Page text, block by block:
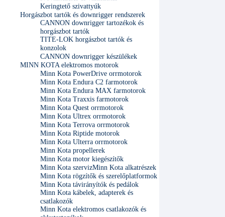
Keringtető szivattyúk
Horgászbot tartók és downrigger rendszerek
CANNON downrigger tartozékok és
horgászbot tartók
TITE-LOK horgászbot tartók és
konzolok
CANNON downrigger készülékek
MINN KOTA elektromos motorok
Minn Kota PowerDrive orrmotorok
Minn Kota Endura C2 farmotorok
Minn Kota Endura MAX farmotorok
Minn Kota Traxxis farmotorok
Minn Kota Quest orrmotorok
Minn Kota Ultrex orrmotorok
Minn Kota Terrova orrmotorok
Minn Kota Riptide motorok
Minn Kota Ulterra orrmotorok
Minn Kota propellerek
Minn Kota motor kiegészítők
Minn Kota szervizMinn Kota alkatrészek
Minn Kota rögzítők és szerelőplatformok
Minn Kota távirányítók és pedálok
Minn Kota kábelek, adapterek és
csatlakozók
Minn Kota elektromos csatlakozók és